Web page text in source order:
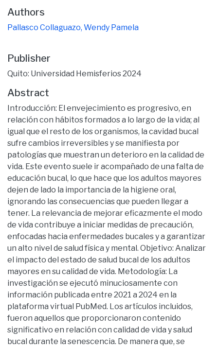
Authors
Pallasco Collaguazo, Wendy Pamela
Publisher
Quito: Universidad Hemisferios 2024
Abstract
Introducción: El envejecimiento es progresivo, en
relación con hábitos formados a lo largo de la vida; al
igual que el resto de los organismos, la cavidad bucal
sufre cambios irreversibles y se manifiesta por
patologías que muestran un deterioro en la calidad de
vida. Este evento suele ir acompañado de una falta de
educación bucal, lo que hace que los adultos mayores
dejen de lado la importancia de la higiene oral,
ignorando las consecuencias que pueden llegar a
tener. La relevancia de mejorar eficazmente el modo
de vida contribuye a iniciar medidas de precaución,
enfocadas hacia enfermedades bucales y a garantizar
un alto nivel de salud física y mental. Objetivo: Analizar
el impacto del estado de salud bucal de los adultos
mayores en su calidad de vida. Metodología: La
investigación se ejecutó minuciosamente con
información publicada entre 2021 a 2024 en la
plataforma virtual PubMed. Los artículos incluidos,
fueron aquellos que proporcionaron contenido
significativo en relación con calidad de vida y salud
bucal durante la senescencia. De manera que, se